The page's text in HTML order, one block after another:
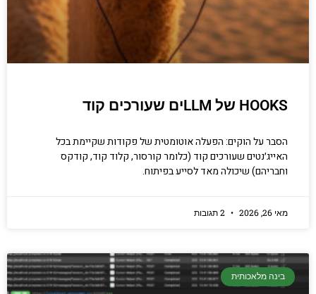
HOOKS של LLMים שעורכים קוד
הסבר על הוקים: הפעלה אוטומטית של פקודות שקיימת בכל
האייג׳נטים שעורכים קוד (כלומר קורסור, קלוד קוד, קודקס
וחבריהם) שיכולה מאד לסייע בפיתוח.
מאי 26, 2026
בינה מלאכותית